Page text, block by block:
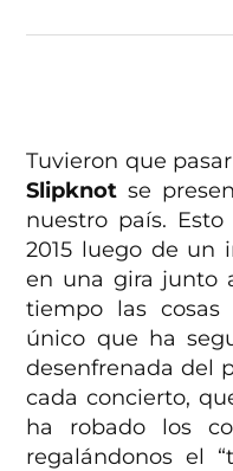
Tuvieron que
Slipknot se
nuestro país.
2015 luego de un
en una gira junto
tiempo las cosas
único que ha
desenfrenada del
cada concierto,
ha robado los
regalándonos el